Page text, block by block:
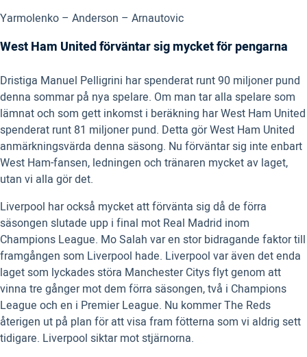
Yarmolenko – Anderson – Arnautovic
West Ham United förväntar sig mycket för pengarna
Dristiga Manuel Pelligrini har spenderat runt 90 miljoner pund
denna sommar på nya spelare. Om man tar alla spelare som
lämnat och som gett inkomst i beräkning har West Ham United
spenderat runt 81 miljoner pund. Detta gör West Ham United
anmärkningsvärda denna säsong. Nu förväntar sig inte enbart
West Ham-fansen, ledningen och tränaren mycket av laget,
utan vi alla gör det.
Liverpool har också mycket att förvänta sig då de förra
säsongen slutade upp i final mot Real Madrid inom
Champions League. Mo Salah var en stor bidragande faktor till
framgången som Liverpool hade. Liverpool var även det enda
laget som lyckades störa Manchester Citys flyt genom att
vinna tre gånger mot dem förra säsongen, två i Champions
League och en i Premier League. Nu kommer The Reds
återigen ut på plan för att visa fram fötterna som vi aldrig sett
tidigare. Liverpool siktar mot stjärnorna.